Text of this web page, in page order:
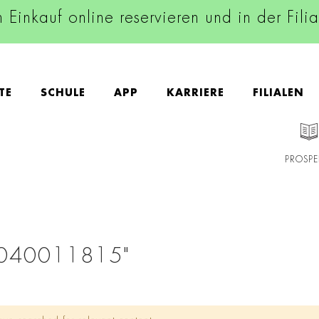
Einkauf online reservieren und in der
SCHULE APP KARRIERE FILIALEN